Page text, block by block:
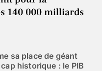
140 000 milliards
sa place de géant
historique : le PIB